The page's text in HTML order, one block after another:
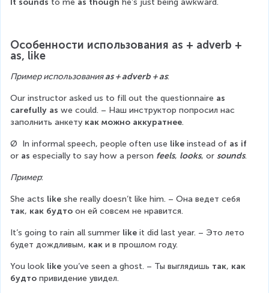
Особенности использования as + adverb +
as, like
Пример использования as + adverb + as:
Our instructor asked us to fill out the questionnaire as
carefully as we could. – Наш инструктор попросил нас
заполнить анкету как можно аккуратнее.
Ø  In informal speech, people often use like instead of as if
or as especially to say how a person feels, looks, or sounds.
Пример:
She acts like she really doesn’t like him. – Она ведет себя
так, как будто он ей совсем не нравится.
It’s going to rain all summer like it did last year. – Это лето
будет дождливым, как и в прошлом году.
You look like you’ve seen a ghost. – Ты выглядишь так, как
будто привидение увидел.